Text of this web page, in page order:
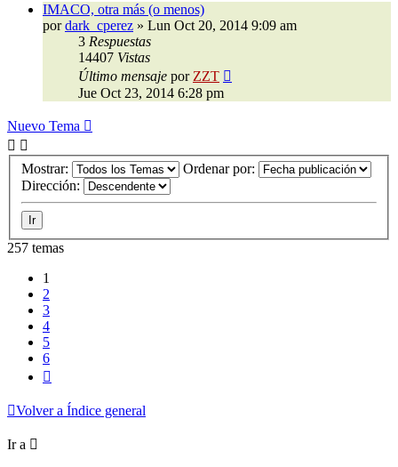
IMACO, otra más (o menos)
pordark_cperez » Lun Oct 20, 2014 9:09 am
3 Respuestas
14407 Vistas
Último mensaje por ZZT
Jue Oct 23, 2014 6:28 pm
Nuevo Tema
Mostrar:
Ordenar por:
Dirección:
257 temas
1
2
3
4
5
6
Volver a Índice general
Ir a